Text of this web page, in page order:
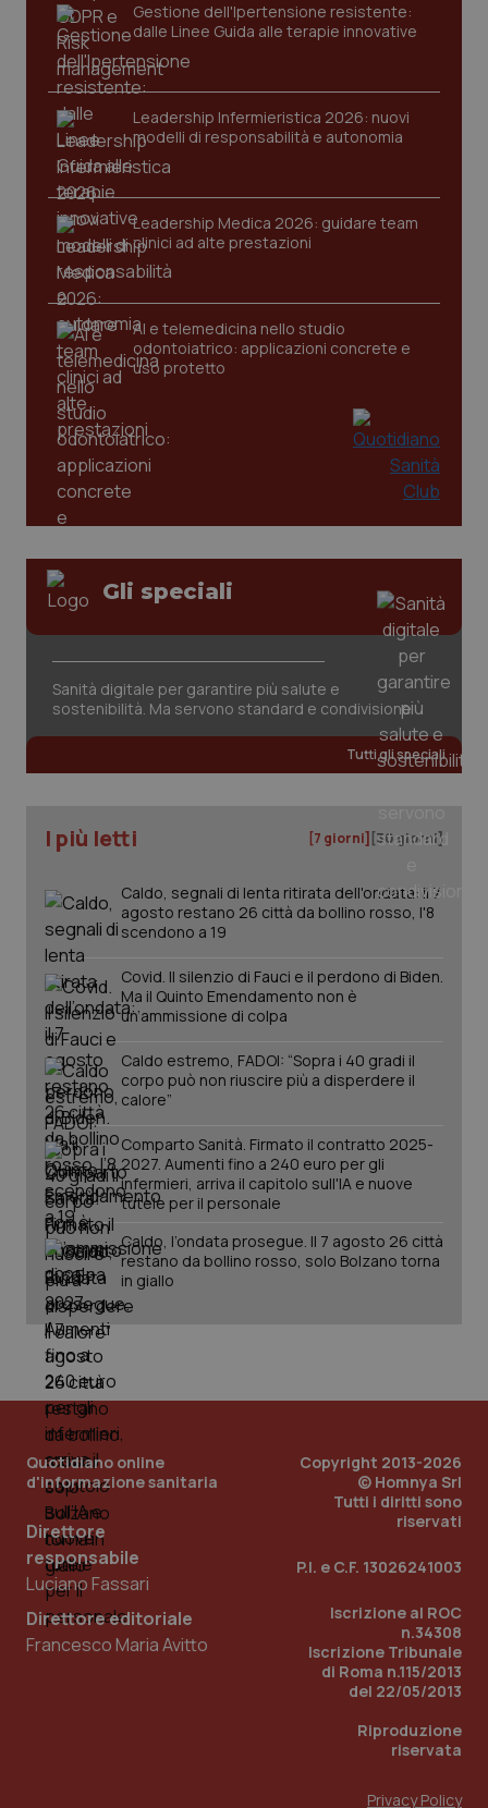
Gestione dell'Ipertensione resistente:
dalle Linee Guida alle terapie innovative
Leadership Infermieristica 2026: nuovi
modelli di responsabilità e autonomia
Leadership Medica 2026: guidare team
clinici ad alte prestazioni
AI e telemedicina nello studio
odontoiatrico: applicazioni concrete e
uso protetto
Gli speciali
Sanità digitale per garantire più salute e
sostenibilità. Ma servono standard e condivisione
Tutti gli speciali
I più letti [7 giorni] [30 giorni]
Caldo, segnali di lenta ritirata dell'ondata: il 7
agosto restano 26 città da bollino rosso, l'8
scendono a 19
Covid. Il silenzio di Fauci e il perdono di Biden.
Ma il Quinto Emendamento non è
un’ammissione di colpa
Caldo estremo, FADOI: “Sopra i 40 gradi il
corpo può non riuscire più a disperdere il
calore”
Comparto Sanità. Firmato il contratto 2025-
2027. Aumenti fino a 240 euro per gli
infermieri, arriva il capitolo sull'IA e nuove
tutele per il personale
Caldo, l’ondata prosegue. Il 7 agosto 26 città
restano da bollino rosso, solo Bolzano torna
in giallo
Quotidiano online
d'informazione sanitaria
Direttore
responsabile
Luciano Fassari
Direttore editoriale
Francesco Maria Avitto
Copyright 2013-2026
© Homnya Srl
Tutti i diritti sono
riservati
P.I. e C.F. 13026241003
Iscrizione al ROC
n.34308
Iscrizione Tribunale
di Roma n.115/2013
del 22/05/2013
Riproduzione
riservata
Privacy Policy
CookieScriptConsent
CookieScript
www.quotidianosanita.it
tracking-sites-ironfish-
tracking-enable
tracking-sites-ironfish-
www.quotidianosanita.it
2
.quotidianosanita.it
mese
PHPSESSID
PHP.net
www.quotidianosanita.it
_ga_KM60CM4NPH .quotidianosanita.it
1
mese